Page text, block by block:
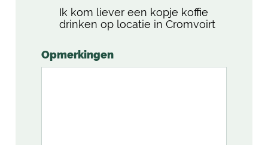
Ik kom liever een kopje koffie
drinken op locatie in Cromvoirt
Opmerkingen